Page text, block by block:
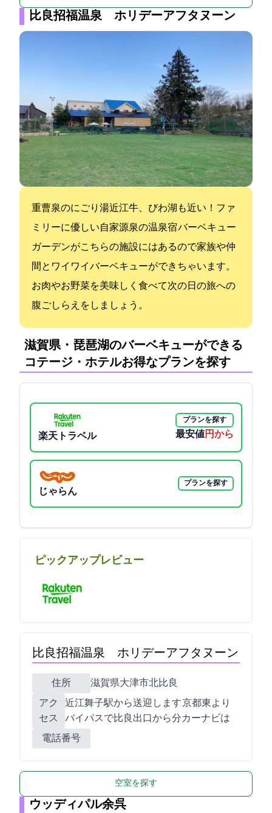
比良招福温泉 ホリデーアフタヌーン
重曹泉のにごり湯&近江牛、びわ湖も近い！ファ
ミリーに優しい自家源泉の温泉宿 バーベキュー
ガーデンがこちらの施設にはあるので家族や仲
間とワイワイバーベキューができちゃいます。
お肉やお野菜を美味しく食べて次の日の旅への
腹ごしらえをしましょう。
滋賀県・琵琶湖のバーベキューができる
コテージ・ホテル:お得なプランを探す
楽天トラベル
プランを探す
最安値6000円から
じゃらん
プランを探す
ピックアップレビュー
比良招福温泉 ホリデーアフタヌーン
住所
滋賀県大津市北比良948-10
アク
セス
JR近江舞子駅から送迎します/ 京都東ICより
バイパスで比良出口から5分/カーナビはTEL077-596-2206
電話番号
空室を探す
ウッディパル余呉